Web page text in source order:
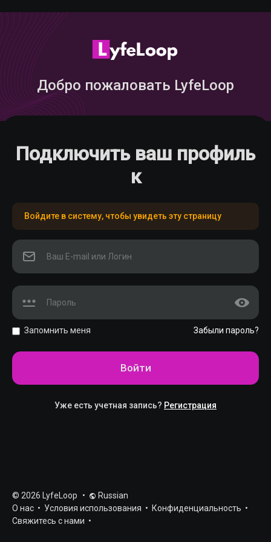
Добро пожаловать LyfeLoop
Подключить ваш профиль
к
Войдите в систему, чтобы увидеть эту страницу
Запомнить меня Забыли пароль?
Войти
Уже есть учетная запись? Регистрация
© 2026 LyfeLoop •
Russian
О нас • Условия использования • Конфиденциальность •
Свяжитесь с нами •